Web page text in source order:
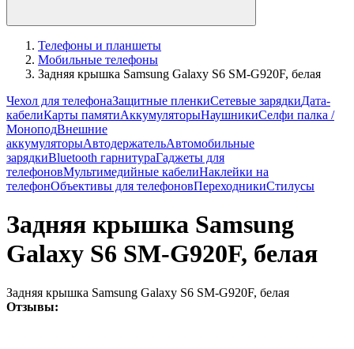
Телефоны и планшеты
Мобильные телефоны
Задняя крышка Samsung Galaxy S6 SM-G920F, белая
Чехол для телефонаЗащитные пленкиСетевые зарядкиДата-
кабелиКарты памятиАккумуляторыНаушникиСелфи палка /
МоноподВнешние
аккумуляторыАвтодержательАвтомобильные
зарядкиBluetooth гарнитураГаджеты для
телефоновМультимедийные кабелиНаклейки на
телефонОбъективы для телефоновПереходникиСтилусы
Задняя крышка Samsung
Galaxy S6 SM-G920F, белая
Задняя крышка Samsung Galaxy S6 SM-G920F, белая
Отзывы: